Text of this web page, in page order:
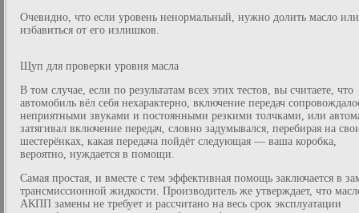
Очевидно, что если уровень ненормальный, нужно долить масло или
избавиться от его излишков.
Щуп для проверки уровня масла
В том случае, если по результатам всех этих тестов, вы считаете, что
автомобиль вёл себя нехарактерно, включение передач
неприятными звуками и постоянными резкими толчками, или
затягивал включение передач, словно задумывался, перебирая на
шестерёнках, какая передача пойдёт следующая — ваша коробка,
вероятно, нуждается в помощи.
Самая простая, и вместе с тем эффективная помощь заключается в
трансмиссионной жидкости. Производитель же утверждает, что
АКПП замены не требует и рассчитано на весь срок эксплуатации